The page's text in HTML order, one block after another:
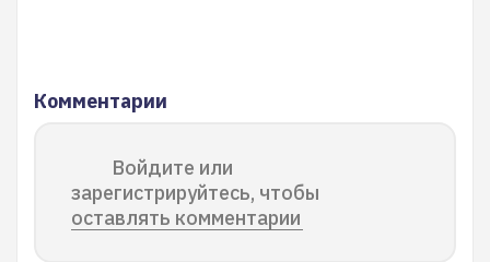
Комментарии
Войдите или
зарегистрируйтесь, чтобы
оставлять комментарии